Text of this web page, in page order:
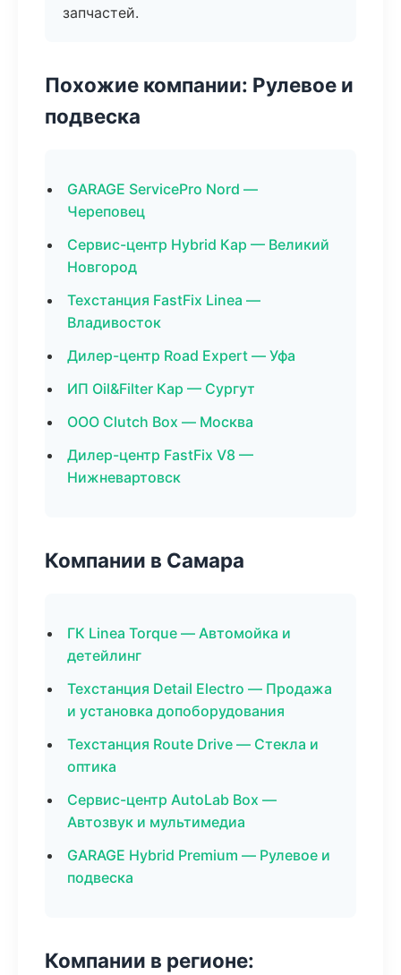
запчастей.
Похожие компании: Рулевое и
подвеска
GARAGE ServicePro Nord —
Череповец
Сервис-центр Hybrid Кар — Великий
Новгород
Техстанция FastFix Linea —
Владивосток
Дилер-центр Road Expert — Уфа
ИП Oil&Filter Кар — Сургут
ООО Clutch Box — Москва
Дилер-центр FastFix V8 —
Нижневартовск
Компании в Самара
ГК Linea Torque — Автомойка и
детейлинг
Техстанция Detail Electro — Продажа
и установка допоборудования
Техстанция Route Drive — Стекла и
оптика
Сервис-центр AutoLab Box —
Автозвук и мультимедиа
GARAGE Hybrid Premium — Рулевое и
подвеска
Компании в регионе: